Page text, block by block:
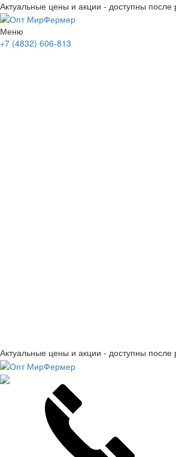
Актуальные цены и акции - доступны после
Меню
+7 (4832) 606-813
Актуальные цены и акции - доступны после